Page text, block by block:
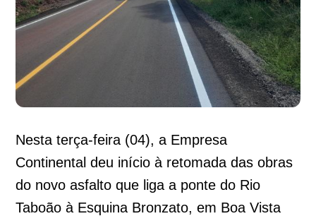
Nesta terça-feira (04), a Empresa
Continental deu início à retomada das obras
do novo asfalto que liga a ponte do Rio
Taboão à Esquina Bronzato, em Boa Vista